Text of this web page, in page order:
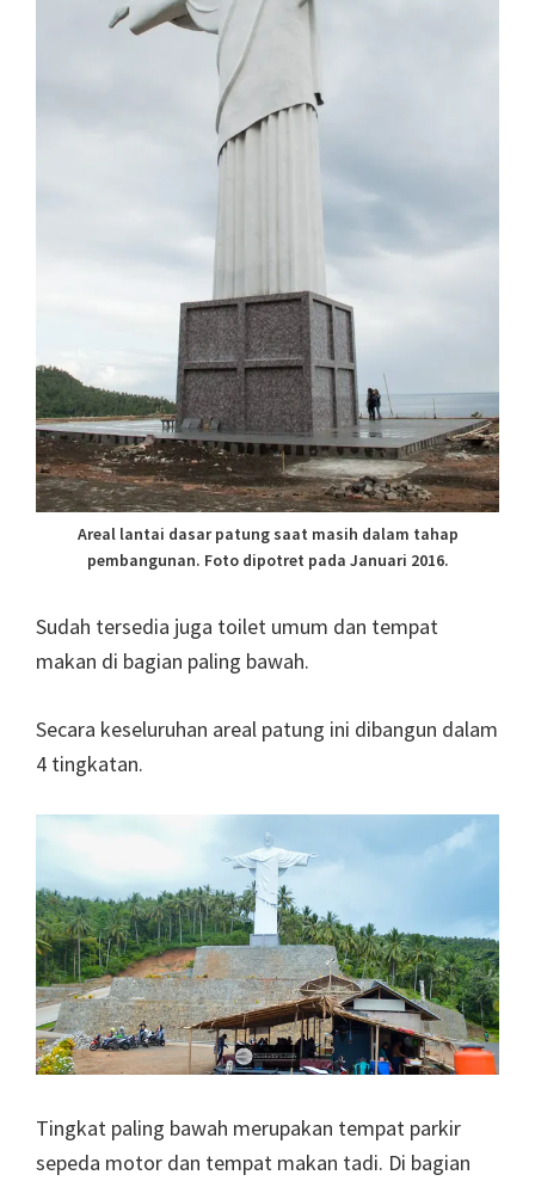
Areal lantai dasar patung saat masih dalam tahap
pembangunan. Foto dipotret pada Januari 2016.
Sudah tersedia juga toilet umum dan tempat
makan di bagian paling bawah.
Secara keseluruhan areal patung ini dibangun dalam
4 tingkatan.
Tingkat paling bawah merupakan tempat parkir
sepeda motor dan tempat makan tadi. Di bagian